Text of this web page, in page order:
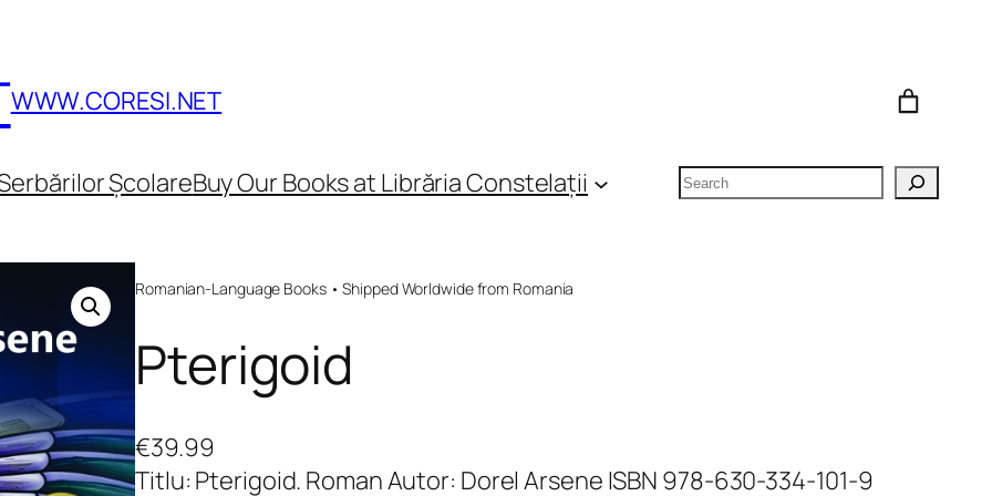
WWW.CORESI.NET
ȘcolareBuy Our Books at Librăria Constelații Search
Romanian-Language Books • Shipped Worldwide from Romania
Pterigoid
€39.99
Titlu: Pterigoid. Roman Autor: Dorel Arsene ISBN 978-630-334-101-9